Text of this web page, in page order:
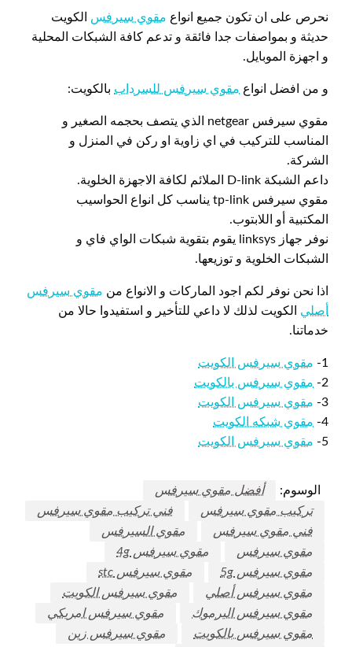
نحرص على ان تكون جميع انواع مقوي سيرفس الكويت
حديثة و بمواصفات جدا فائقة و تدعم كافة الشبكات المحلية
و اجهزة الموبايل.
و من افضل انواع مقوي سيرفس للسرداب بالكويت:
مقوي سيرفس netgear الذي يتصف بحجمه الصغير و
المناسب للتركيب في اي زاوية او ركن في المنزل و
الشركة.
داعم الشبكة D-link الملائم لكافة الاجهزة الخلوية.
مقوي سيرفس tp-link يناسب كل انواع الحواسيب
المكتبية أو اللابتوب.
نوفر جهاز linksys يقوم بتقوية شبكات الواي فاي و
الشبكات الخلوية و توزيعها.
اذا نحن نوفر لكم اجود الماركات و الانواع من مقوي سيرفس
أصلي الكويت لذلك لا داعي للتأخير و استفيدوا حالا من
خدماتنا.
1-
مقوي سيرفس الكويت
2-
مقوي سيرفس بالكويت
3-
مقوي سيرفس الكويت
4-
مقوي شبكه الكويت
5-
مقوي سيرفس الكويت
الوسوم:
أفضل مقوي سيرفس
تركيب مقوي سيرفس
فني تركيب مقوي سيرفس
فني مقوي سيرفس
مقوي السيرفس
مقوي سيرفس
مقوي سيرفس 4g
مقوي سيرفس 5g
مقوي سيرفس stc
مقوي سيرفس أصلي
مقوي سيرفس الكويت
مقوي سيرفس اليرموك
مقوي سيرفس امريكي
مقوي سيرفس بالكويت
مقوي سيرفس زين